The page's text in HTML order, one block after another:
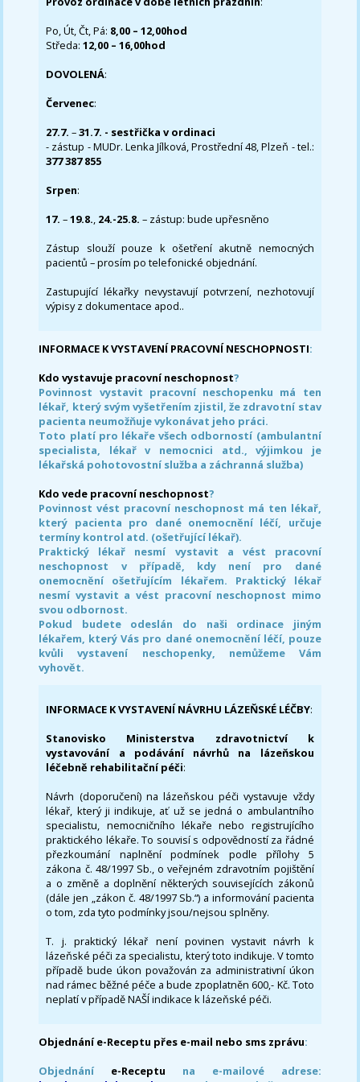
Po, Út, Čt, Pá: 8,00 – 12,00hod
Středa:12,00 – 16,00hod
DOVOLENÁ:
Červenec:
27.7.–31.7. - sestřička v ordinaci
- zástup - MUDr. Lenka Jílková, Prostřední 48, Plzeň - tel.:
377 387 855
Srpen:
17. –19.8., 24.-25.8. – zástup: bude upřesněno
Zástup slouží pouze k ošetření akutně nemocných
pacientů – prosím po telefonické objednání.
Zastupující lékařky nevystavují potvrzení, nezhotovují
výpisy z dokumentace apod..
INFORMACE K VYSTAVENÍ PRACOVNÍ NESCHOPNOSTI:
Kdo vystavuje pracovní neschopnost?
Povinnost vystavit pracovní neschopenku má ten
lékař, který svým vyšetřením zjistil, že zdravotní stav
pacienta neumožňuje vykonávat jeho práci.
Toto platí pro lékaře všech odborností (ambulantní
specialista, lékař v nemocnici atd., výjimkou je
lékařská pohotovostní služba a záchranná služba)
Kdo vede pracovní neschopnost?
Povinnost vést pracovní neschopnost má ten lékař,
který pacienta pro dané onemocnění léčí, určuje
termíny kontrol atd. (ošetřující lékař).
Praktický lékař nesmí vystavit a vést pracovní
neschopnost v případě, kdy není pro dané
onemocnění ošetřujícím lékařem. Praktický lékař
nesmí vystavit a vést pracovní neschopnost mimo
svou odbornost.
Pokud budete odeslán do naši ordinace jiným
lékařem, který Vás pro dané onemocnění léčí, pouze
kvůli vystavení neschopenky, nemůžeme Vám
vyhovět.
INFORMACE K VYSTAVENÍ NÁVRHU LÁZEŇSKÉ LÉČBY:
Stanovisko Ministerstva zdravotnictví k
vystavování a podávání návrhů na lázeňskou
léčebně rehabilitační péči:
Návrh (doporučení) na lázeňskou péči vystavuje vždy
lékař, který ji indikuje, ať už se jedná o ambulantního
specialistu, nemocničního lékaře nebo registrujícího
praktického lékaře. To souvisí s odpovědností za řádné
přezkoumání naplnění podmínek podle přílohy 5
zákona č. 48/1997 Sb., o veřejném zdravotním pojištění
a o změně a doplnění některých souvisejících zákonů
(dále jen „zákon č. 48/1997 Sb.“) a informování pacienta
o tom, zda tyto podmínky jsou/nejsou splněny.
T. j. praktický lékař není povinen vystavit návrh k
lázeňské péči za specialistu, který toto indikuje. V tomto
případě bude úkon považován za administrativní úkon
nad rámec běžné péče a bude zpoplatněn 600,- Kč. Toto
neplatí v případě NAŠÍ indikace k lázeňské péči.
Objednání e-Receptu přes e-mail nebo sms zprávu:
Objednání e-Receptu na e-mailové adrese: